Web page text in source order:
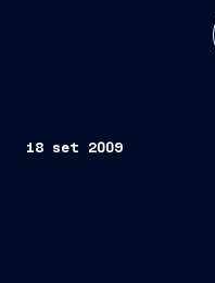
18 set 2009